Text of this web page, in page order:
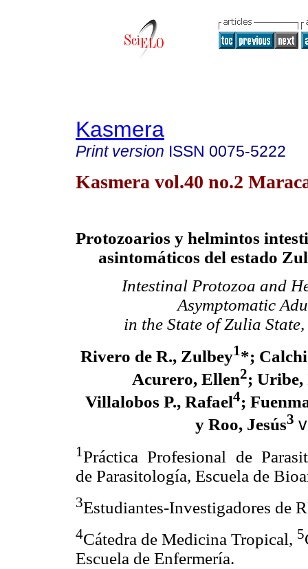
Kasmera
Print version ISSN 0075-5222
Kasmera vol.40 no.2
Protozoarios y helmintos
asintomáticos del estado
Intestinal Protozoa and
Asymptomatic
in the State of Zulia State,
Rivero de R., Zulbey1*;
Acurero, Ellen2; Uribe,
Villalobos P., Rafael4;
y Roo, Jesús3 v
1Práctica Profesional de
de Parasitología, Escuela de
3Estudiantes-Investigadores de
4Cátedra de Medicina Tropical, 5
Escuela de Enfermería.